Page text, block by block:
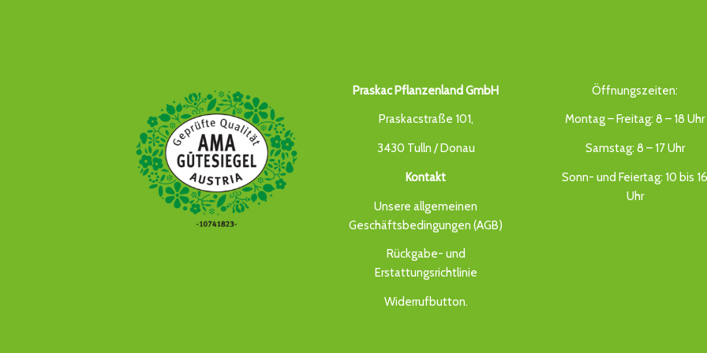
Praskac Pflanzenland GmbH
Praskacstraße 101,
3430 Tulln / Donau
Kontakt
Unsere allgemeinen
Geschäftsbedingungen (AGB)
Rückgabe- und
Erstattungsrichtlinie
Widerrufbutton.
Öffnungszeiten:
Montag – Freitag: 8 – 18 Uhr
Samstag: 8 – 17 Uhr
Sonn- und Feiertag: 10 bis 16
Uhr